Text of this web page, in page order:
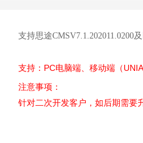
支持思途CMSV7.1.202011.0200
支持： PC电脑端、移动端（
注意事项：
针对二次开发客户，如后期需要